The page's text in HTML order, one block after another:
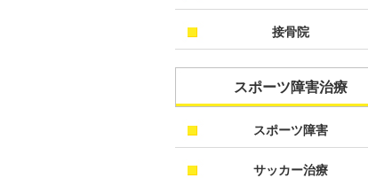
接骨院
スポーツ障害治療
スポーツ障害
サッカー治療